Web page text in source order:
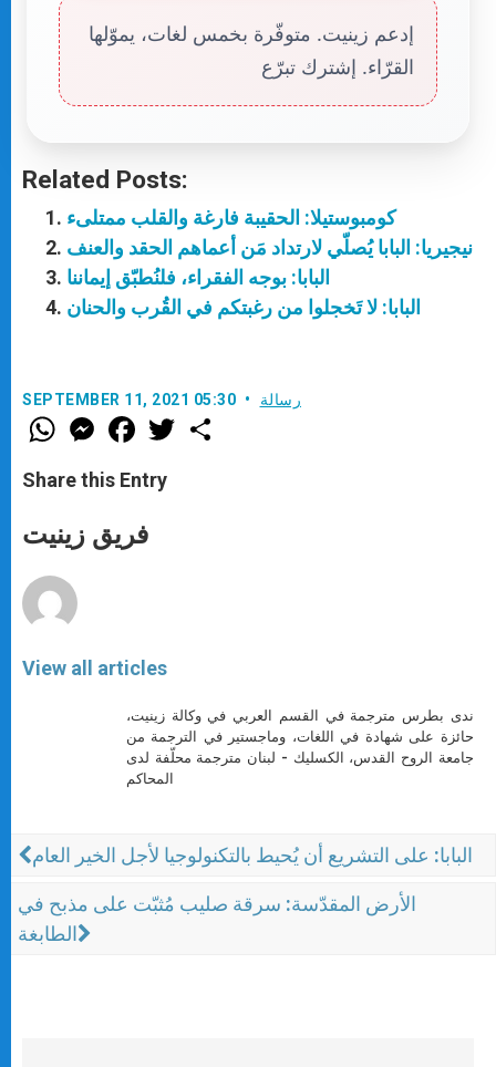
إدعم زينيت. متوفّرة بخمس لغات، يموّلها
القرّاء. إشترك تبرّع
Related Posts:
كومبوستيلا: الحقيبة فارغة والقلب ممتلىء
نيجيريا: البابا يُصلّي لارتداد مَن أعماهم الحقد والعنف
البابا: بوجه الفقراء، فلنُطبّق إيماننا
البابا: لا تَخجلوا من رغبتكم في القُرب والحنان
SEPTEMBER 11, 2021 05:30 رسالة
W
h
t
s
p
p
M
e
s
e
g
e
F
a
e
b
o
k
w
Share this Entry
فريق زينيت
View all articles
ندى بطرس مترجمة في القسم العربي في وكالة زينيت،
حائزة على شهادة في اللغات، وماجستير في الترجمة من
جامعة الروح القدس، الكسليك - لبنان مترجمة محلّفة لدى
المحاكم
البابا: على التشريع أن يُحيط بالتكنولوجيا لأجل الخير العام
الأرض المقدّسة: سرقة صليب مُثبّت على مذبح في
الطابغة